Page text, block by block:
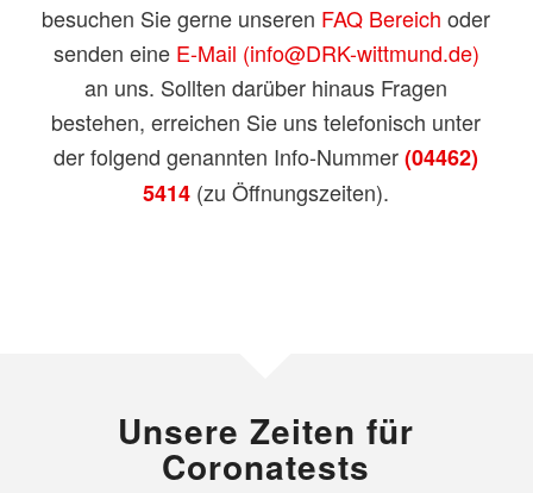
besuchen Sie gerne unseren FAQ Bereich oder
senden eine E-Mail (info@DRK-wittmund.de)
an uns. Sollten darüber hinaus Fragen
bestehen, erreichen Sie uns telefonisch unter
der folgend genannten Info-Nummer(04462)
5414 (zu Öffnungszeiten).
Unsere Zeiten für
Coronatests